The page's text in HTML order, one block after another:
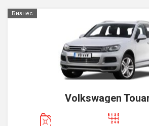
Бизнес
Volkswagen